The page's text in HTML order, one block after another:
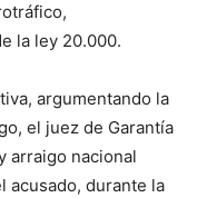
la ley 20.000.
argumentando la
el juez de Garantía
arraigo nacional
acusado, durante la